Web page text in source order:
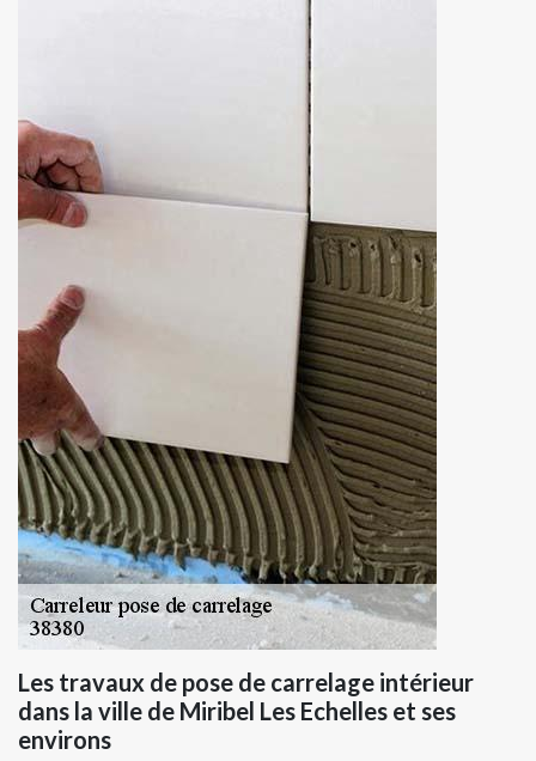
Les travaux de pose de carrelage intérieur
dans la ville de Miribel Les Echelles et ses
environs